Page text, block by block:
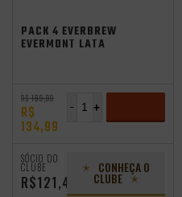
PACK 4 EVERBREW
EVERMONT LATA
R$ 169,99
R$
134,99
+
-
SÓCIO DO
CLUBE
R$121,49
CONHEÇA O
CLUBE